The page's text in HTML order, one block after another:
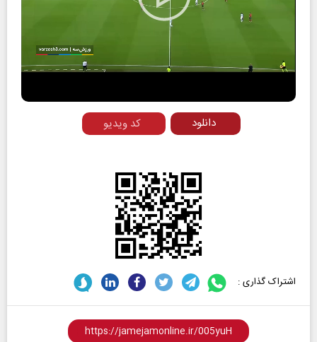
Play
Video
کد ویدیو دانلود
اشتراک گذاری :